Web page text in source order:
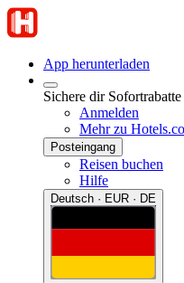
App herunterladen
Sichere dir
Anmelden
Mehr zu
Posteingang
Reisen buchen
Hilfe
Deutsch · EUR · DE